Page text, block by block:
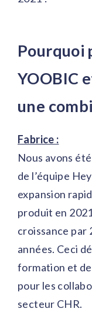
Pourquoi
YOOBIC
une
Fabrice :
Nous avons
de l’équipe
expansion
produit en
croissance par
années. Ceci
formation et
pour les
secteur CHR.